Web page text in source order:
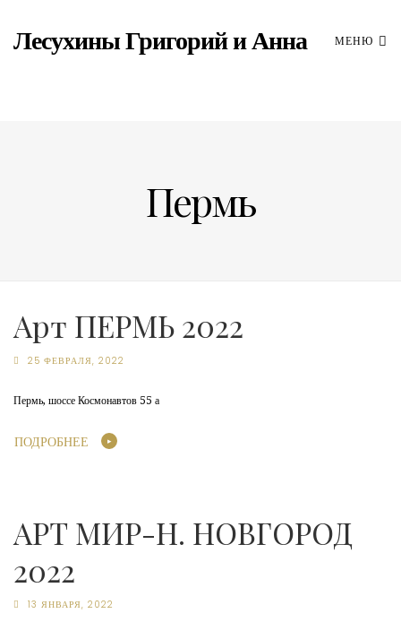
Лесухины Григорий и Анна МЕНЮ
Пермь
Арт ПЕРМЬ 2022
25 ФЕВРАЛЯ, 2022
Пермь, шоссе Космонавтов 55 а
ПОДРОБНЕЕ
АРТ МИР-Н. НОВГОРОД
2022
13 ЯНВАРЯ, 2022